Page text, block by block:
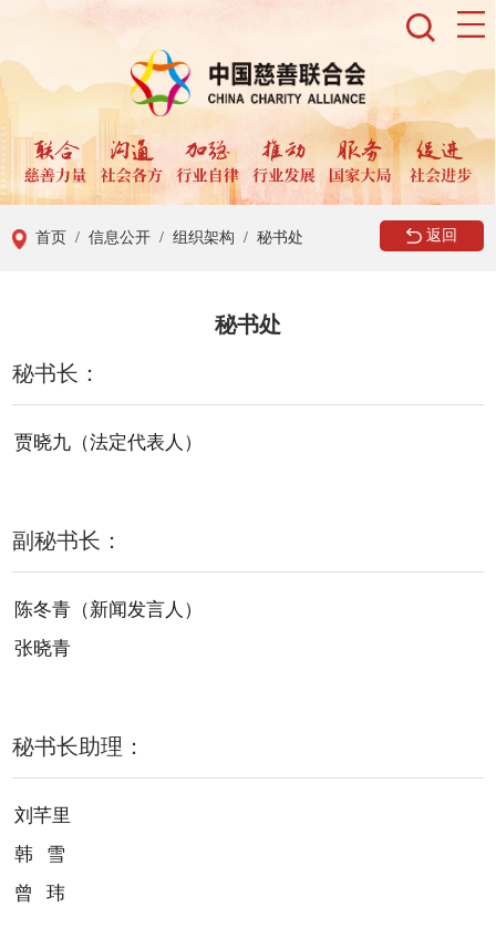
首页 / 信息公开 / 组织架构 / 秘书处 返回
秘书处
秘书长：
贾晓九（法定代表人）
副秘书长：
陈冬青（新闻发言人）
张晓青
秘书长助理：
刘芊里
韩 雪
曾 玮